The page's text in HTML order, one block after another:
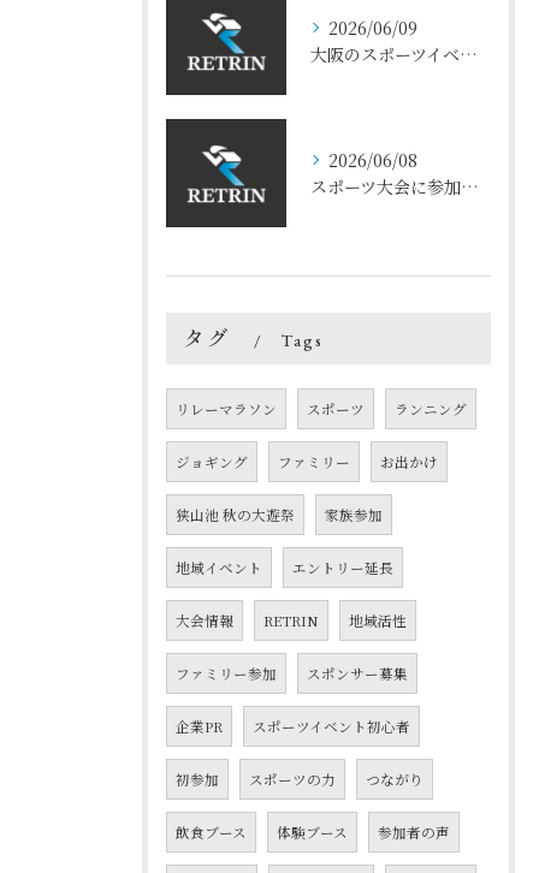
2026/06/09
大阪のスポーツイベント市場｜2026年のトレンドと注目競技
2026/06/08
スポーツ大会に参加すると人生が変わる？リアルな体験談まとめ
タグ Tags
リレーマラソン スポーツ ランニング
ジョギング ファミリー お出かけ
狭山池 秋の大遊祭 家族参加
地域イベント エントリー延長
大会情報 RETRIN 地域活性
ファミリー参加 スポンサー募集
企業PR スポーツイベント初心者
初参加 スポーツの力 つながり
飲食ブース 体験ブース 参加者の声